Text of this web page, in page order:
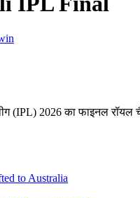
(IPL) 2026 का फाइनल